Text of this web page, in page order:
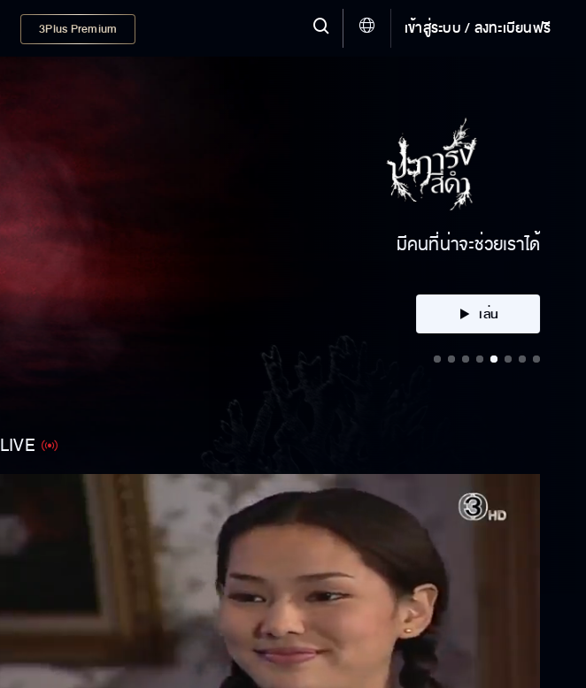
3Plus Premium เข้าสู่ระบบ / ลงทะเบียนฟรี
มีคนที่น่าจะช่วยเราได้
เล่น
LIVE